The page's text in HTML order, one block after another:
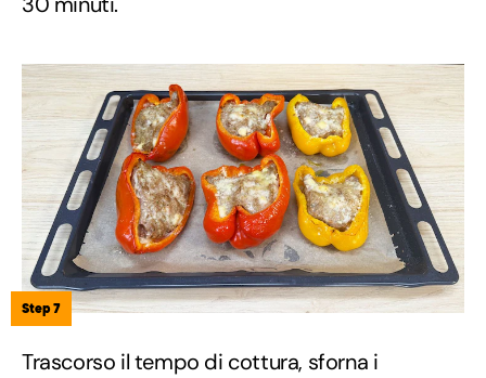
Step 7
Trascorso il tempo di cottura, sforna i